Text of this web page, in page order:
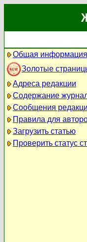
Общая
Золотые
Адреса редакции
Содержание
Сообщения
Правила для
Загрузить статью
Проверить статус